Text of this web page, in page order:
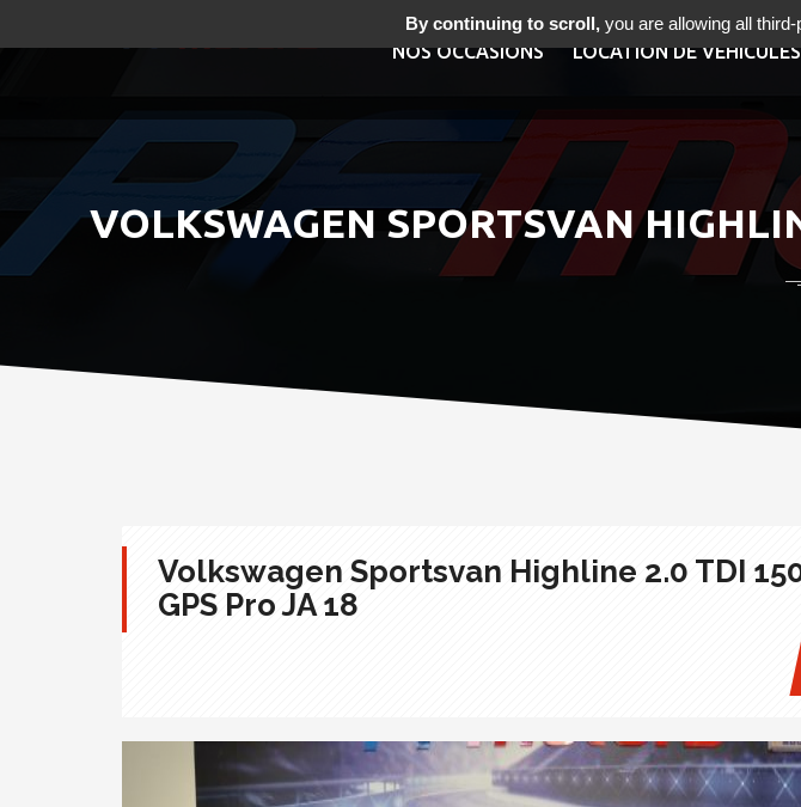
NOS OCCASIONS LOCATION DE VÉHICULES
VOLKSWAGEN SPORTSVAN
Volkswagen Sportsvan Highline 2.0 TDI
GPS Pro JA 18
By continuing to scroll,you are allowing all